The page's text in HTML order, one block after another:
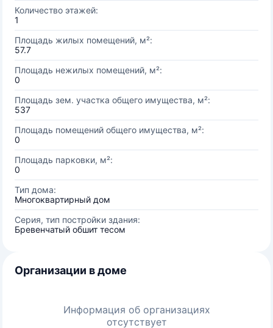
Количество этажей:
1
Площадь жилых помещений, м²:
57.7
Площадь нежилых помещений, м²:
0
Площадь зем. участка общего имущества, м²:
537
Площадь помещений общего имущества, м²:
0
Площадь парковки, м²:
0
Тип дома:
Многоквартирный дом
Серия, тип постройки здания:
Бревенчатый обшит тесом
Организации в доме
Информация об организациях
отсутствует